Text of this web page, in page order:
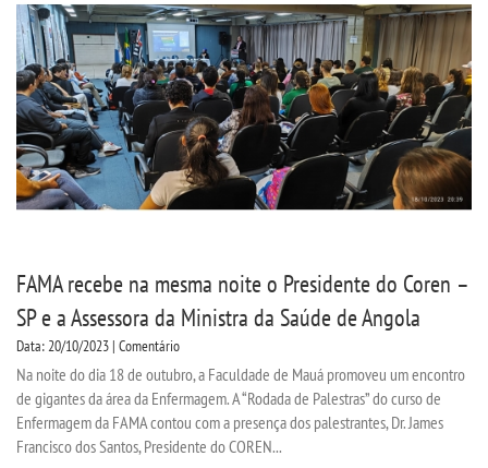
FAMA recebe na mesma noite o Presidente do Coren –
SP e a Assessora da Ministra da Saúde de Angola
Data: 20/10/2023 | Comentário
Na noite do dia 18 de outubro, a Faculdade de Mauá promoveu um encontro
de gigantes da área da Enfermagem. A “Rodada de Palestras” do curso de
Enfermagem da FAMA contou com a presença dos palestrantes, Dr. James
Francisco dos Santos, Presidente do COREN...